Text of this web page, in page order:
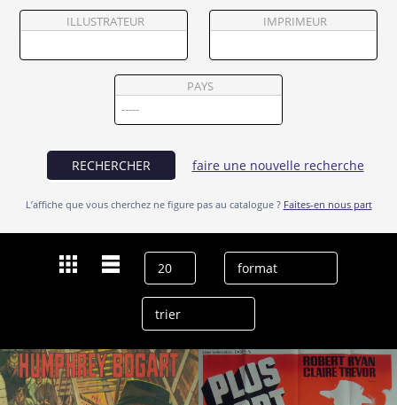
Vendre
ILLUSTRATEUR IMPRIMEUR
PAYS
RECHERCHER faire une nouvelle recherche
L’affiche que vous cherchez ne figure pas au catalogue ? Faites-en nous part